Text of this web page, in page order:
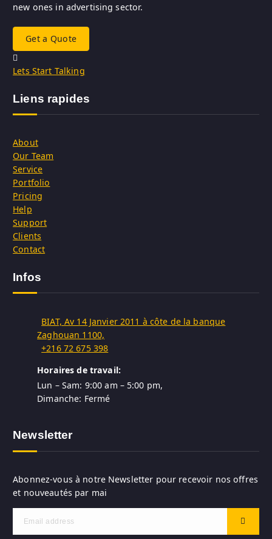
new ones in advertising sector.
Get a Quote
Lets Start Talking
Liens rapides
About
Our Team
Service
Portfolio
Pricing
Help
Support
Clients
Contact
Infos
BIAT, Av 14 Janvier 2011 à côte de la banque
Zaghouan 1100,
+216 72 675 398
Horaires de travail:
Lun – Sam: 9:00 am – 5:00 pm,
Dimanche: Fermé
Newsletter
Abonnez-vous à notre Newsletter pour recevoir nos offres
et nouveautés par mai